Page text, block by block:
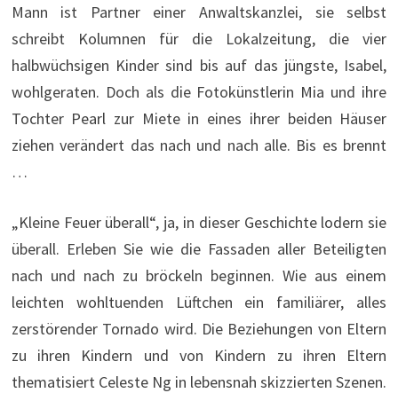
Mann ist Partner einer Anwaltskanzlei, sie selbst
schreibt Kolumnen für die Lokalzeitung, die vier
halbwüchsigen Kinder sind bis auf das jüngste, Isabel,
wohlgeraten. Doch als die Fotokünstlerin Mia und ihre
Tochter Pearl zur Miete in eines ihrer beiden Häuser
ziehen verändert das nach und nach alle. Bis es brennt
…
„Kleine Feuer überall“, ja, in dieser Geschichte lodern sie
überall. Erleben Sie wie die Fassaden aller Beteiligten
nach und nach zu bröckeln beginnen. Wie aus einem
leichten wohltuenden Lüftchen ein familiärer, alles
zerstörender Tornado wird. Die Beziehungen von Eltern
zu ihren Kindern und von Kindern zu ihren Eltern
thematisiert Celeste Ng in lebensnah skizzierten Szenen.